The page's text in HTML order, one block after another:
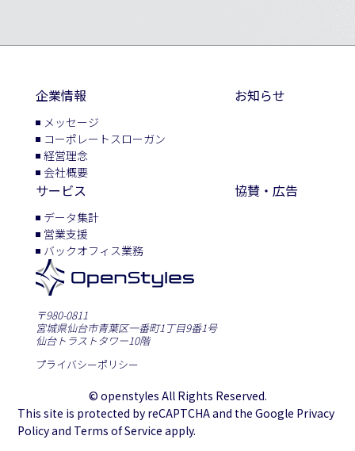
〒980-0811
宮城県仙台市青葉区一番町1丁目9番1号
仙台トラストタワー10階
プライバシーポリシー
企業情報
メッセージ
コーポレートスローガン
経営理念
会社概要
お知らせ
サービス
データ集計
営業支援
バックオフィス業務
協賛・広告
© openstyles All Rights Reserved.
This site is protected by reCAPTCHA and the Google Privacy
Policy and Terms of Service apply.